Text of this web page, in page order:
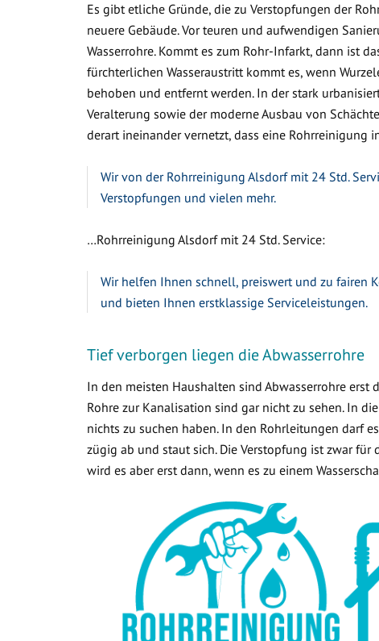
Es gibt etliche Gründe, die zu Verstopfungen der
neuere Gebäude. Vor teuren und aufwendigen
Wasserrohre. Kommt es zum Rohr-Infarkt, dann ist
fürchterlichen Wasseraustritt kommt es, wenn
behoben und entfernt werden. In der stark
Veralterung sowie der moderne Ausbau von
derart ineinander vernetzt, dass eine Rohrreinigung
Wir von der Rohrreinigung Alsdorf mit 24 Std.
Verstopfungen und vielen mehr.
…Rohrreinigung Alsdorf mit 24 Std. Service:
Wir helfen Ihnen schnell, preiswert und zu fairen
und bieten Ihnen erstklassige Serviceleistungen.
Tief verborgen liegen die Abwasserrohre
In den meisten Haushalten sind Abwasserrohre erst
Rohre zur Kanalisation sind gar nicht zu sehen. In
nichts zu suchen haben. In den Rohrleitungen darf
zügig ab und staut sich. Die Verstopfung ist zwar
wird es aber erst dann, wenn es zu einem